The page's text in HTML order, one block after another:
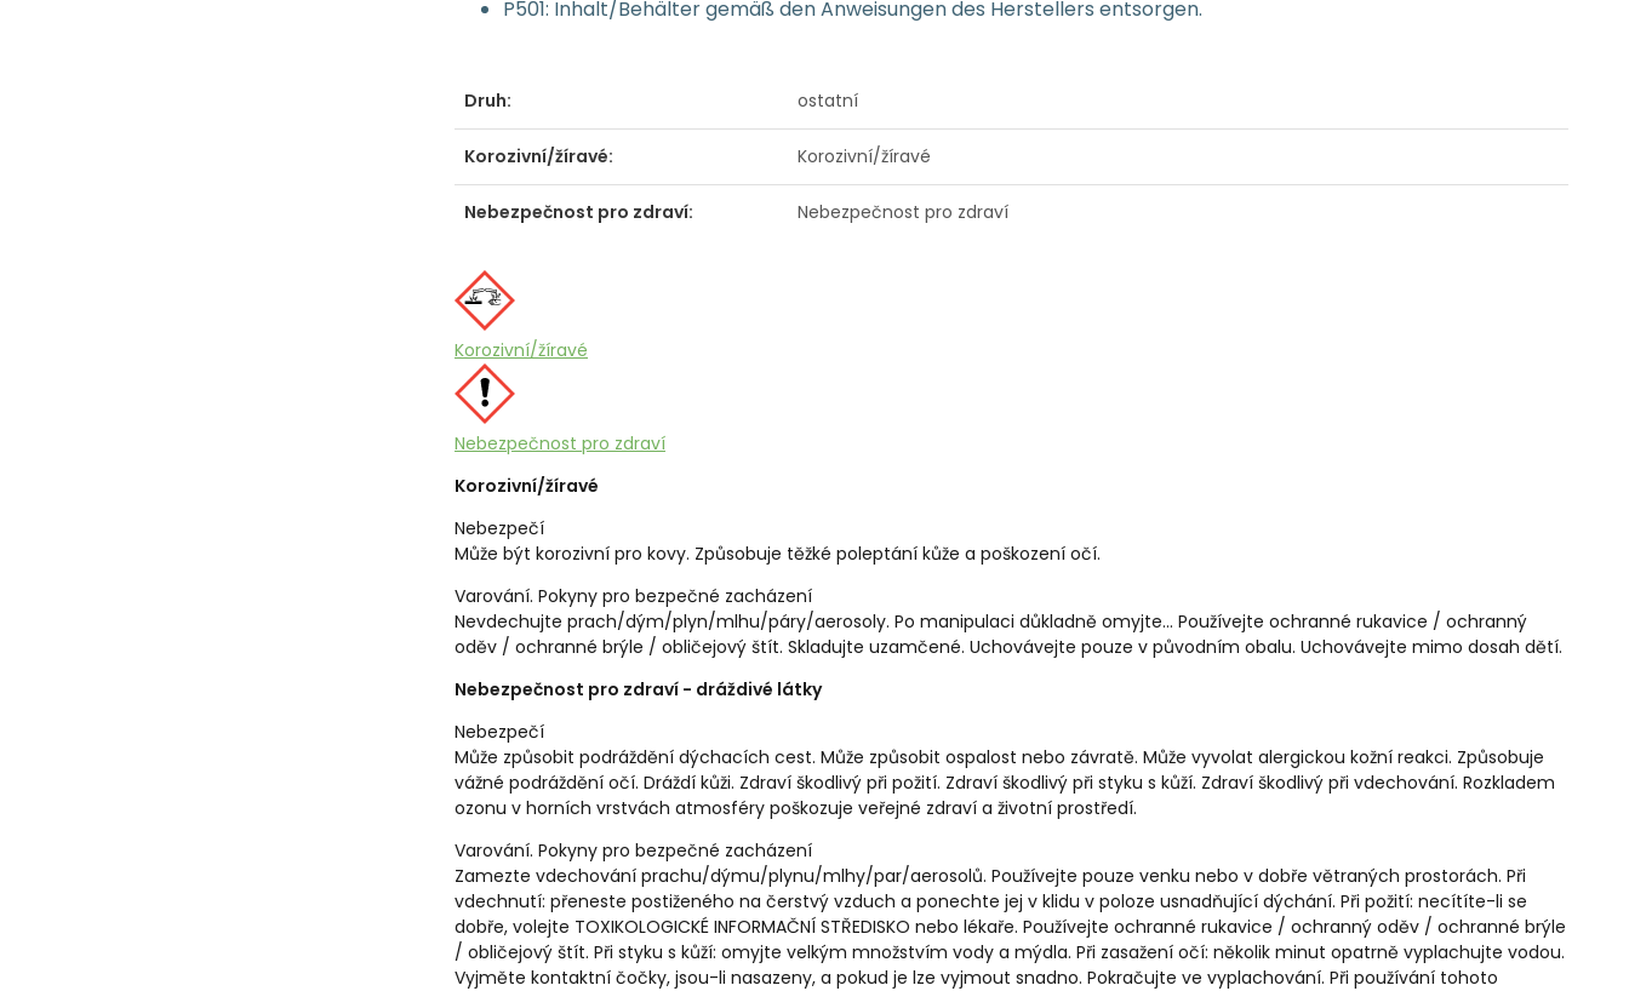
P501: Inhalt/Behälter gemäß den Anweisungen des Herstellers entsorgen.
Druh: ostatní
Korozivní/žíravé: Korozivní/žíravé
Nebezpečnost pro zdraví: Nebezpečnost pro zdraví
Korozivní/žíravé
Nebezpečnost pro zdraví
Korozivní/žíravé
Nebezpečí
Může být korozivní pro kovy. Způsobuje těžké poleptání kůže a poškození očí.
Varování. Pokyny pro bezpečné zacházení
Nevdechujte prach/dým/plyn/mlhu/páry/aerosoly. Po manipulaci důkladně omyjte… Používejte ochranné rukavice / ochranný
oděv / ochranné brýle / obličejový štít. Skladujte uzamčené. Uchovávejte pouze v původním obalu. Uchovávejte mimo dosah dětí.
Nebezpečnost pro zdraví - dráždivé látky
Nebezpečí
Může způsobit podráždění dýchacích cest. Může způsobit ospalost nebo závratě. Může vyvolat alergickou kožní reakci. Způsobuje
vážné podráždění očí. Dráždí kůži. Zdraví škodlivý při požití. Zdraví škodlivý při styku s kůží. Zdraví škodlivý při vdechování. Rozkladem
ozonu v horních vrstvách atmosféry poškozuje veřejné zdraví a životní prostředí.
Varování. Pokyny pro bezpečné zacházení
Zamezte vdechování prachu/dýmu/plynu/mlhy/par/aerosolů. Používejte pouze venku nebo v dobře větraných prostorách. Při
vdechnutí: přeneste postiženého na čerstvý vzduch a ponechte jej v klidu v poloze usnadňující dýchání. Při požití: necítíte-li se
dobře, volejte TOXIKOLOGICKÉ INFORMAČNÍ STŘEDISKO nebo lékaře. Používejte ochranné rukavice / ochranný oděv / ochranné brýle
/ obličejový štít. Při styku s kůží: omyjte velkým množstvím vody a mýdla. Při zasažení očí: několik minut opatrně vyplachujte vodou.
Vyjměte kontaktní čočky, jsou-li nasazeny, a pokud je lze vyjmout snadno. Pokračujte ve vyplachování. Při používání tohoto